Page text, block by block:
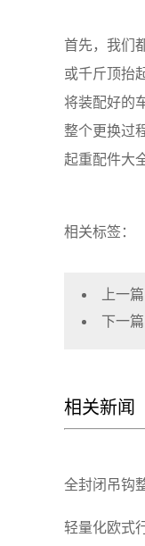
首先，我们
或千斤顶抬
将装配好的
整个更换过
起重配件大
相关标签：
上一篇
下一篇
相关新闻
全封闭吊钩
轻量化欧式